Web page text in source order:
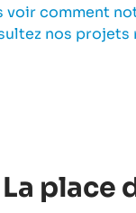
voir comment
nos
La place